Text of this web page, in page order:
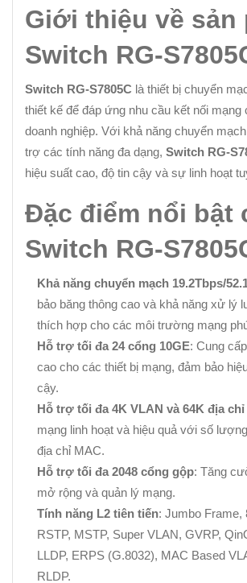
Giới thiệu về sản
Switch RG-
Switch RG-S7805C là thiết bị chuyển
thiết kế để đáp ứng nhu cầu kết nối mạng
doanh nghiệp. Với khả năng chuyển
trợ các tính năng đa dạng, Switch RG-
hiệu suất cao, độ tin cậy và sự linh hoạt
Đặc điểm nổi bật
Switch RG-
Khả năng chuyển mạch 19.2Tbps/
bảo băng thông cao và khả năng xử lý
thích hợp cho các môi trường mạng
Hỗ trợ tối đa 24 cổng 10GE: Cung
cao cho các thiết bị mạng, đảm bảo
cậy.
Hỗ trợ tối đa 4K VLAN và 64K địa chỉ
mạng linh hoạt và hiệu quả với số
địa chỉ MAC.
Hỗ trợ tối đa 2048 cổng gộp: Tăng
mở rộng và quản lý mạng.
Tính năng L2 tiên tiến: Jumbo Frame,
RSTP, MSTP, Super VLAN, GVRP,
LLDP, ERPS (G.8032), MAC Based
RLDP.